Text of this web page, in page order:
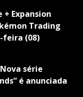
+ Expansion
Trading
feira (08)
série
é anunciada